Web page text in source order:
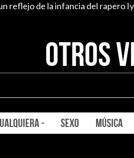
reflejo de la infancia del rapero
OTROS
- SEXO MÚSICA